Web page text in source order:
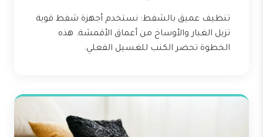
تنظيف عميق بالشفط: نستخدم أجهزة شفط قوية
تزيل الغبار والأوساخ من أعماق الأقمشة. هذه
الخطوة تحضر الكنب للغسيل الفعلي.